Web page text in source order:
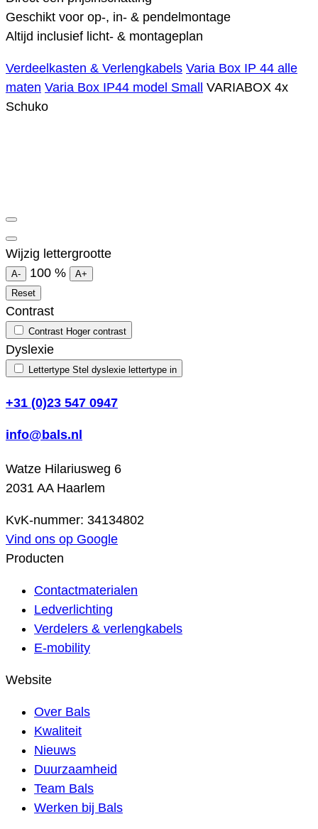
Geschikt voor op-, in- & pendelmontage
Altijd inclusief licht- & montageplan
Verdeelkasten & Verlengkabels Varia Box IP 44 alle
maten Varia Box IP44 model Small
VARIABOX 4x
Schuko
Wijzig lettergrootte
A- 100 %
A+
Reset
Contrast
Contrast Hoger contrast
Dyslexie
Lettertype Stel dyslexie lettertype in
+31 (0)23 547 0947
info@bals.nl
Watze Hilariusweg 6
2031 AA Haarlem
KvK-nummer: 34134802
Vind ons op Google
Producten
Contactmaterialen
Ledverlichting
Verdelers & verlengkabels
E-mobility
Website
Over Bals
Kwaliteit
Nieuws
Duurzaamheid
Team Bals
Werken bij Bals